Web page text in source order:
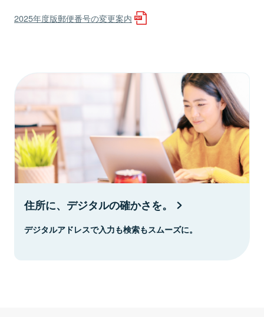
2025年度版郵便番号の変更案内
住所に、デジタルの確かさを。
デジタルアドレスで入力も検索もスムーズに。